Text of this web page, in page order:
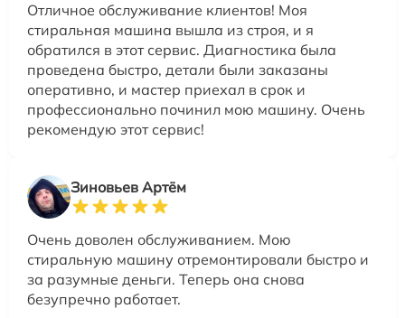
Отличное обслуживание клиентов! Моя
стиральная машина вышла из строя, и я
обратился в этот сервис. Диагностика была
проведена быстро, детали были заказаны
оперативно, и мастер приехал в срок и
профессионально починил мою машину. Очень
рекомендую этот сервис!
Зиновьев Артём
Очень доволен обслуживанием. Мою
стиральную машину отремонтировали быстро и
за разумные деньги. Теперь она снова
безупречно работает.